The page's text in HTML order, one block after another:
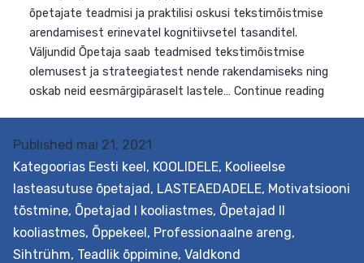
õpiringide
loomine
üldhariduskoolis
Published mai 21, 2021
Kategoorias Eesti keel, KOOLIDELE, Koolieelse
lasteasutuse õpetajad, LASTEAEDADELE, Motivatsiooni
tõstmine, Õpetajad I kooliastmes, Õpetajad II
kooliastmes, Õppekeel, Professionaalne areng,
Sihtrühm, Teadlik õppimine, Valdkond